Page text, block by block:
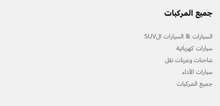
جميع المركبات
السيارات & السيارات الSUV
سيارات كهربائية
شاحنات وعربات نقل
سيارات الأداء
جميع المركبات